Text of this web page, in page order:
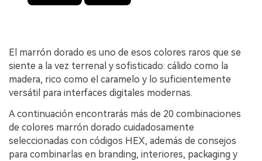
El marrón dorado es uno de esos colores raros que se
siente a la vez terrenal y sofisticado: cálido como la
madera, rico como el caramelo y lo suficientemente
versátil para interfaces digitales modernas.
A continuación encontrarás más de 20 combinaciones
de colores marrón dorado cuidadosamente
seleccionadas con códigos HEX, además de consejos
para combinarlas en branding, interiores, packaging y